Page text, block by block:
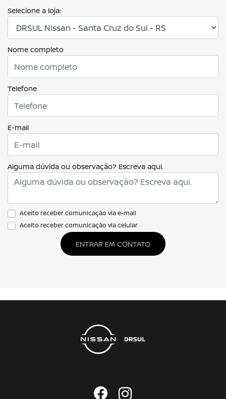
Selecione a loja:
Nome completo
Telefone
E-mail
Alguma dúvida ou observação? Escreva aqui.
Aceito receber comunicação via e-mail
Aceito receber comunicação via celular
ENTRAR EM CONTATO